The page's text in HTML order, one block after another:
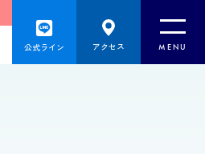
公式ライン アクセス